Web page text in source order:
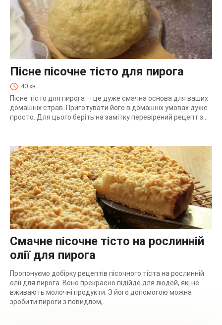
Пісне пісочне тісто для пирога
40 хв
Пісне тісто для пирога — це дуже смачна основа для ваших
домашніх страв. Приготувати його в домашніх умовах дуже
просто. Для цього беріть на замітку перевірений рецепт з...
Смачне пісочне тісто на рослинній
олії для пирога
Пропонуємо добірку рецептів пісочного тіста на рослинній
олії для пирога. Воно прекрасно підійде для людей, які не
вживають молочні продукти. З його допомогою можна
зробити пироги з повидлом,.